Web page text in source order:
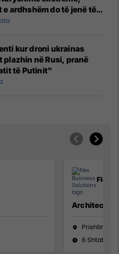
e ardhshëm do të jenë të
kur droni ukrainas
plazhin në Rusi, pranë
të Putinit"
Flex
Architect
Prishtinë
6 Shtator